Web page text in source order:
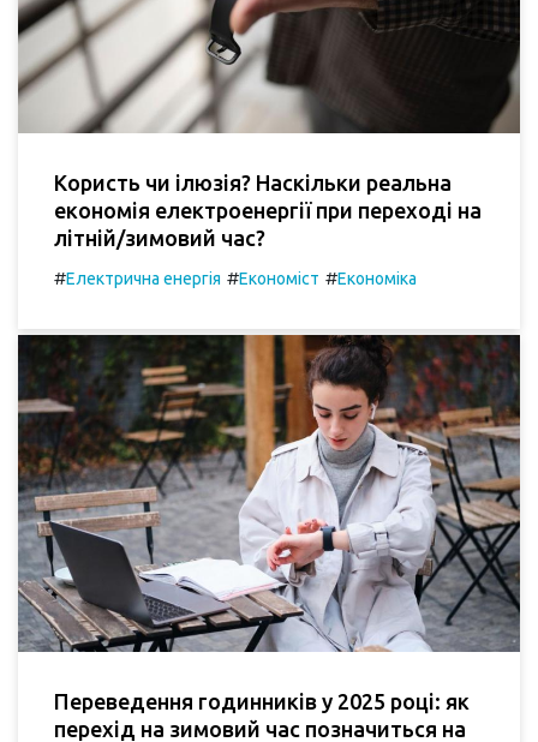
Користь чи ілюзія? Наскільки реальна
економія електроенергії при переході на
літній/зимовий час?
#Електрична енергія #Економіст #Економіка
Переведення годинників у 2025 році: як
перехід на зимовий час позначиться на